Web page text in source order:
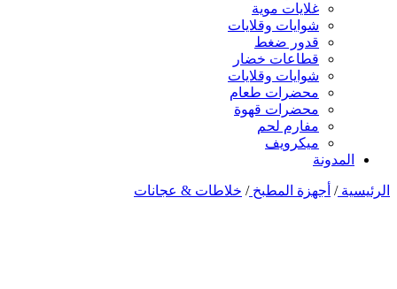
غلايات موية
شوايات وقلايات
قدور ضغط
قطاعات خضار
شوايات وقلايات
محضرات طعام
محضرات قهوة
مفارم لحم
ميكرويف
المدونة
الرئيسية/ أجهزة المطبخ/ خلاطات & عجانات